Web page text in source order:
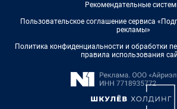
Рекомендательные
Пользовательское соглашение сервиса
рекламы»
Политика конфиденциальности и обработки
правила использования